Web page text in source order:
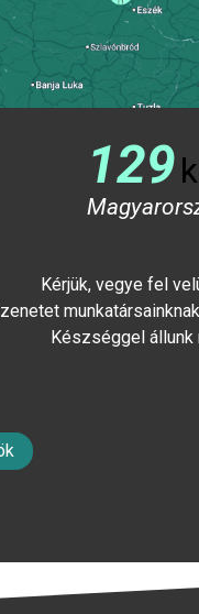
129
Kérjük, vegye fel
Készséggel